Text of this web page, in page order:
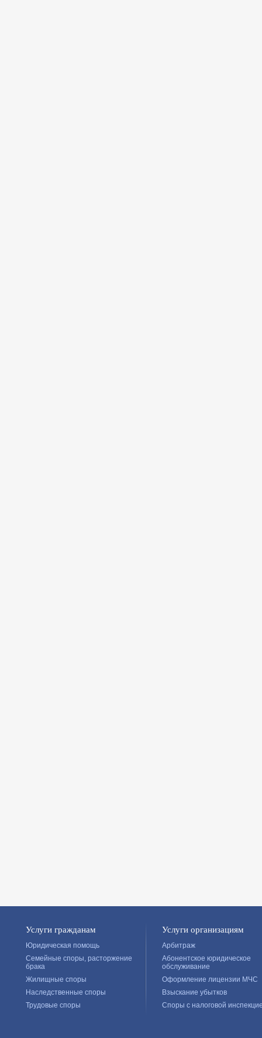
Услуги гражданам
Юридическая помощь
Семейные споры, расторжение
брака
Жилищные споры
Наследственные споры
Трудовые споры
Услуги организациям
Арбитраж
Абонентское юридическое
обслуживание
Оформление лицензии МЧС
Взыскание убытков
Споры с налоговой